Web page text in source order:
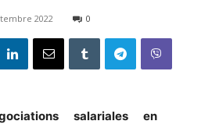
2022 0
salariales en